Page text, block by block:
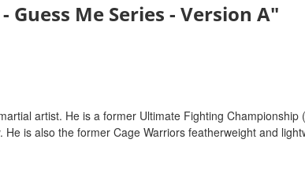
Me Series - Version A"
artist. He is a former Ultimate Fighting
is also the former Cage Warriors featherweight and